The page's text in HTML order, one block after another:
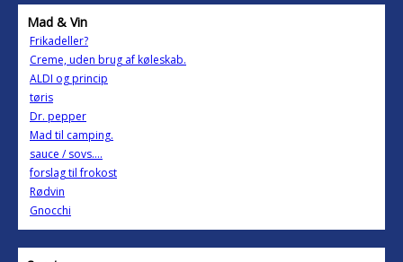
Mad & Vin
Frikadeller?
Creme, uden brug af køleskab.
ALDI og princip
tøris
Dr. pepper
Mad til camping.
sauce / sovs....
forslag til frokost
Rødvin
Gnocchi